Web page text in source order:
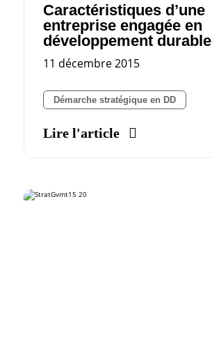
Caractéristiques d’une
entreprise engagée en
développement durable
11 décembre 2015
Démarche stratégique en DD
Lire l'article